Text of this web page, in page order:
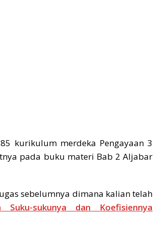
kurikulum merdeka Pengayaan 3
pada buku materi Bab 2 Aljabar
sebelumnya dimana kalian telah
sukunya dan Koefisiennya